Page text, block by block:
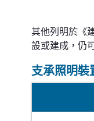
其他列明於《
設或建成，仍
支承照明裝